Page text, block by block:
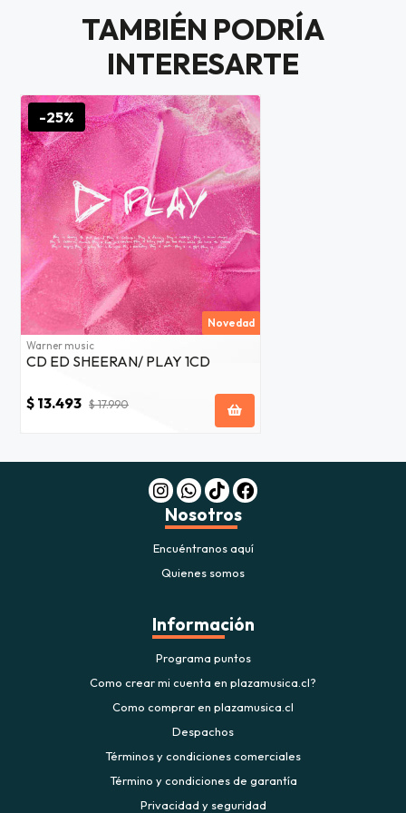
JUGAR
TAMBIÉN PODRÍA
INTERESARTE
-25%
Novedad
Warner music
CD ED SHEERAN/ PLAY 1CD
$ 13.493 $ 17.990
Nosotros
Encuéntranos aquí
Quienes somos
Información
Programa puntos
Como crear mi cuenta en plazamusica.cl?
Como comprar en plazamusica.cl
Despachos
Términos y condiciones comerciales
Término y condiciones de garantía
Privacidad y seguridad